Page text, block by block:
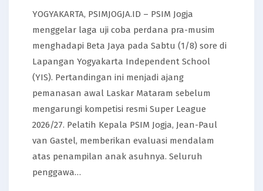
YOGYAKARTA, PSIMJOGJA.ID – PSIM Jogja
menggelar laga uji coba perdana pra-musim
menghadapi Beta Jaya pada Sabtu (1/8) sore di
Lapangan Yogyakarta Independent School
(YIS). Pertandingan ini menjadi ajang
pemanasan awal Laskar Mataram sebelum
mengarungi kompetisi resmi Super League
2026/27. Pelatih Kepala PSIM Jogja, Jean-Paul
van Gastel, memberikan evaluasi mendalam
atas penampilan anak asuhnya. Seluruh
penggawa…